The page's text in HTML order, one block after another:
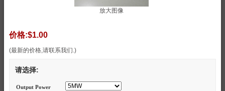
放大图像
价格:$1.00
(最新的价格,请联系我们.)
请选择:
Output Power